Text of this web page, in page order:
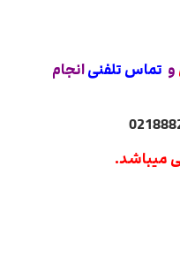
و تماس تلفنیانجام
میباشد.